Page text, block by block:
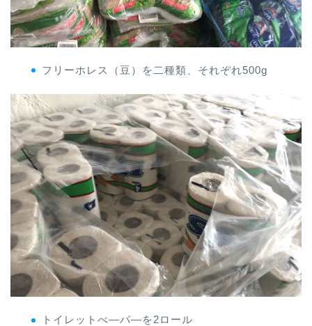
フリーホレス（豆）を二種類、それぞれ500g
トイレットべ―パ―を2ロール